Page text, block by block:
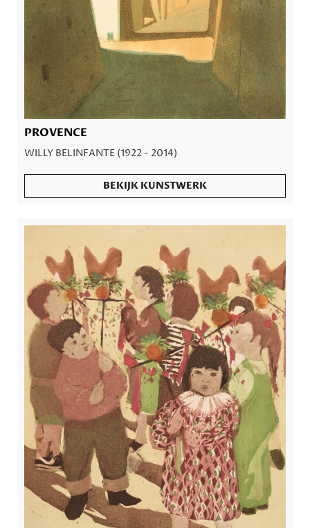
PROVENCE
WILLY BELINFANTE (1922 - 2014)
BEKIJK KUNSTWERK